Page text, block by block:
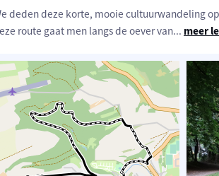
deden deze korte, mooie cultuurwandeling
route gaat men langs de oever van... meer